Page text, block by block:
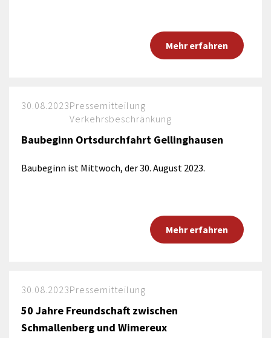
Mehr erfahren
30.08.2023Pressemitteilung
Verkehrsbeschränkung
Baubeginn Ortsdurchfahrt Gellinghausen
Baubeginn ist Mittwoch, der 30. August 2023.
Mehr erfahren
30.08.2023Pressemitteilung
50 Jahre Freundschaft zwischen
Schmallenberg und Wimereux